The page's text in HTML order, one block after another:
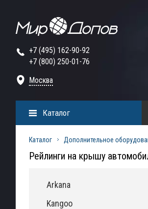
+7 (495) 162-90-92
+7 (800) 250-01-76
Москва
Каталог
Каталог Дополнительное
Рейлинги на крышу
Arkana
Kangoo